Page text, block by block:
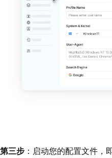
第三步 ：启动您的配置文件，